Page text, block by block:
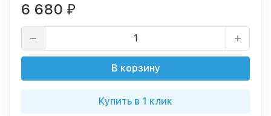
6 680 ₽
В корзину
Купить в 1 клик